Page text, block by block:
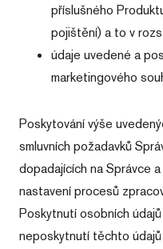
příslušného
pojištění) a to v
údaje uvedené a
marketingového
Poskytování výše
smluvních požadavků
dopadajících na Správce
nastavení procesů
Poskytnutí osobních
neposkytnutí těchto